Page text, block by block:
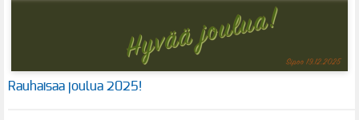
Rauhaisaa joulua 2025!